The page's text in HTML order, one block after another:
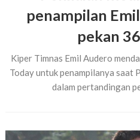
penampilan
pekan
Kiper Timnas Emil Audero
Today untuk penampilanya saat
dalam pertandingan